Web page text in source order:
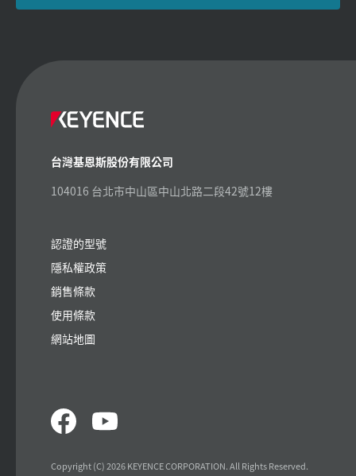
台灣基恩斯股份有限公司
104016 台北市中山區中山北路二段42號12樓
認證的型號
隱私權政策
銷售條款
使用條款
網站地圖
Copyright (C) 2026 KEYENCE CORPORATION. All Rights Reserved.